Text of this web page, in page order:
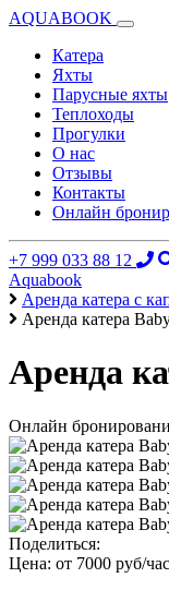
AQUABOOK
Катера
Яхты
Парусные яхты
Теплоходы
Прогулки
О нас
Отзывы
Контакты
Онлайн
+7 999 033 88 12
Aquabook
Аренда катера с
Аренда катера
Аренда
Онлайн
Поделиться:
Цена: от 7000 руб/час